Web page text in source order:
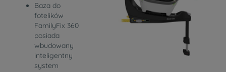
Baza do
fotelików
FamilyFix 360
posiada
wbudowany
inteligentny
system